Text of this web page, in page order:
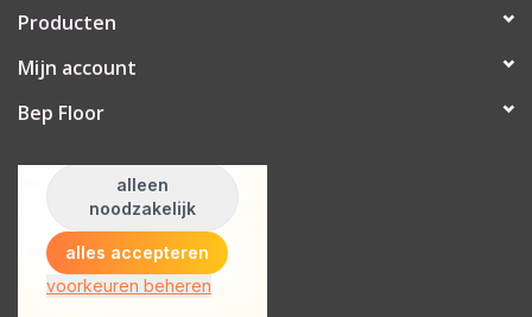
Producten
Mijn account
Bep Floor